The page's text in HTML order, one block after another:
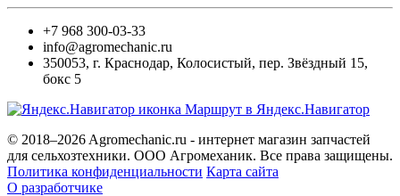
+7 968 300-03-33
info@agromechanic.ru
350053, г. Краснодар, Колосистый, пер. Звёздный 15,
бокс 5
Маршрут в Яндекс.Навигатор
© 2018–2026 Agromechanic.ru - интернет магазин запчастей
для сельхозтехники. ООО Агромеханик. Все права защищены.
Политика конфиденциальности Карта сайта
О разработчике